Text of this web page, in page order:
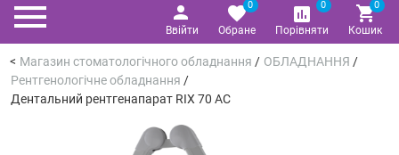
Ввійти Обране
0
Порівняти
0
Кошик
0
Магазин стоматологічного обладнання / ОБЛАДНАННЯ /
Рентгенологічне обладнання /
Дентальний рентгенапарат RIX 70 AC